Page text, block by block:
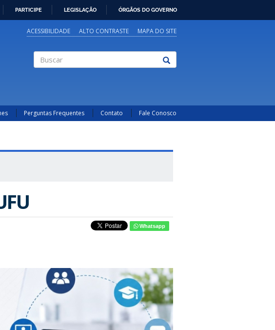
PARTICIPE LEGISLAÇÃO ÓRGÃOS DO GOVERNO
ACESSIBILIDADE ALTO CONTRASTE MAPA DO SITE
Perguntas Frequentes Contato Fale Conosco
Whatsapp